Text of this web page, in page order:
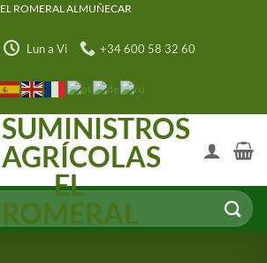
EL ROMERAL ALMUÑECAR
Lun a Vi +34 600 58 32 60
SUMINISTROS
AGRÍCOLAS
EL
ROMERAL